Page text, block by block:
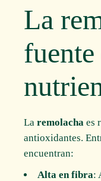
La
fuente
Laremolacha es
antioxidantes.
encuentran:
Alta en fibra: